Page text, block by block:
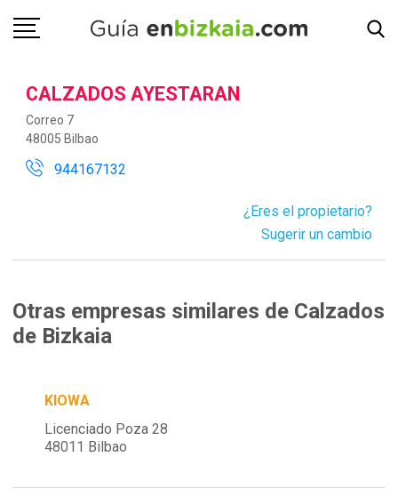
CALZADOS AYESTARAN
Correo 7
48005 Bilbao
944167132
¿Eres el propietario?
Sugerir un cambio
Otras empresas similares de Calzados
de Bizkaia
KIOWA
Licenciado Poza 28
48011 Bilbao